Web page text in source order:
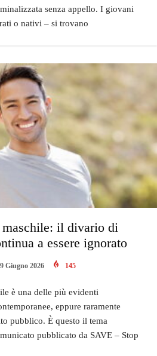
senza appello. I giovani
o nativi – si trovano
il divario di
a essere ignorato
Giugno 2026 145
è una delle più evidenti
eppure raramente
pubblico. È questo il tema
pubblicato da SAVE – Stop